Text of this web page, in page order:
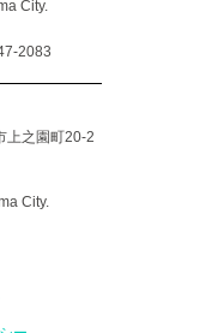
City.
2083
上之園町20-2
City.